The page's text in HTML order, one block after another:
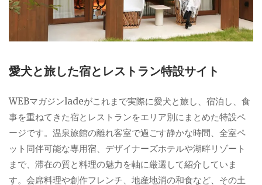
愛犬と旅した宿とレストラン特設サイト
WEBマガジンladeがこれまで実際に愛犬と旅し、宿泊し、食
事を重ねてきた宿とレストランをエリア別にまとめた特設ペ
ージです。温泉旅館の離れ客室で過ごす静かな時間、全室ペ
ット同伴可能な専用宿、デザイナーズホテルや湖畔リゾート
まで、滞在の質と料理の魅力を軸に厳選して紹介していま
す。会席料理や創作フレンチ、地産地消の和食など、その土